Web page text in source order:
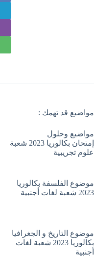
مواضيع قد تهمك :
مواضيع وحلول
إمتحان بكالوريا 2023 شعبة
علوم تجريبية
موضوع الفلسفة بكالوريا
2023 شعبة لغات أجنبية
موضوع التاريخ و الجغرافيا
بكالوريا 2023 شعبة لغات
أجنبية